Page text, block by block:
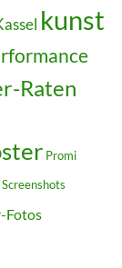
kunst
Raten
Promi
Screenshots
Fotos